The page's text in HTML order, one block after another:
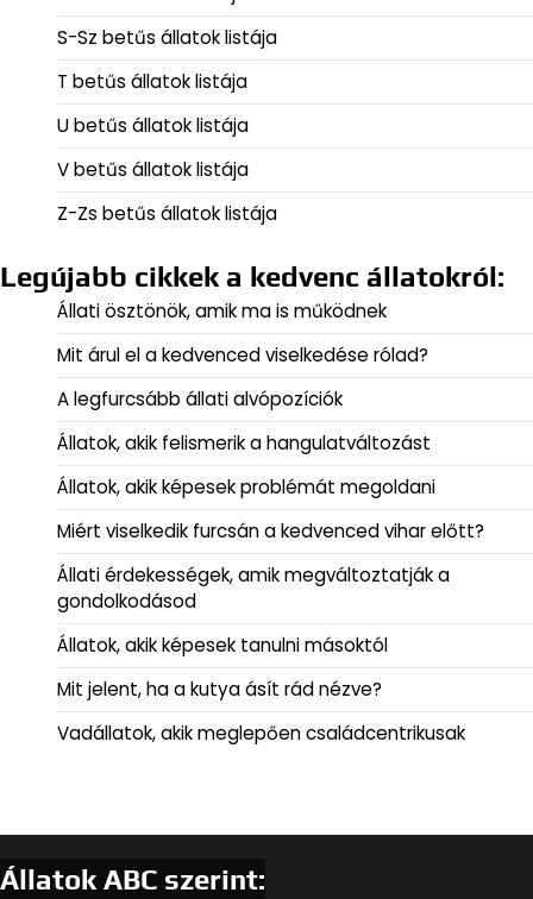
S-Sz betűs állatok listája
T betűs állatok listája
U betűs állatok listája
V betűs állatok listája
Z-Zs betűs állatok listája
Legújabb cikkek a kedvenc állatokról:
Állati ösztönök, amik ma is működnek
Mit árul el a kedvenced viselkedése rólad?
A legfurcsább állati alvópozíciók
Állatok, akik felismerik a hangulatváltozást
Állatok, akik képesek problémát megoldani
Miért viselkedik furcsán a kedvenced vihar előtt?
Állati érdekességek, amik megváltoztatják a
gondolkodásod
Állatok, akik képesek tanulni másoktól
Mit jelent, ha a kutya ásít rád nézve?
Vadállatok, akik meglepően családcentrikusak
Állatok ABC szerint: